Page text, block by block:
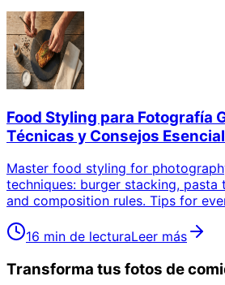
Food Styling para Fotografía
Técnicas y Consejos
Master food styling for
techniques: burger stacking, pasta
and composition rules. Tips for
16 min de lecturaLeer más
Transforma tus fotos de